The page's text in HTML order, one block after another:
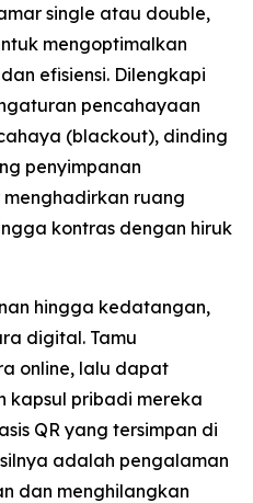
single atau double,
mengoptimalkan
efisiensi. Dilengkapi
pencahayaan
(blackout), dinding
penyimpanan
ruang
kontras dengan hiruk
hingga kedatangan,
digital. Tamu
online, lalu dapat
kapsul pribadi mereka
QR yang tersimpan di
adalah pengalaman
dan menghilangkan